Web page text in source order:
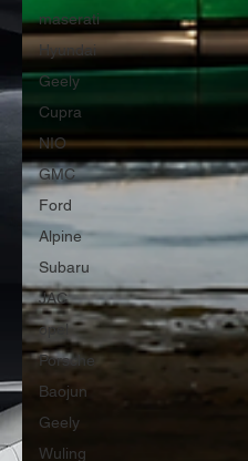
maserati
Hyundai
Geely
Cupra
NIO
GMC
Ford
Alpine
Subaru
JAC
opel
Porsche
Baojun
Geely
Wuling